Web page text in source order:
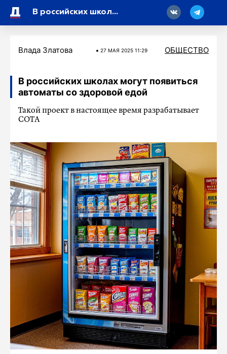
В российских школах могут появиться автоматы со здоровой едой
Влада Златова 27 МАЯ 2025 11:29 ОБЩЕСТВО
В российских школах могут появиться
автоматы со здоровой едой
Такой проект в настоящее время разрабатывает
СОТА